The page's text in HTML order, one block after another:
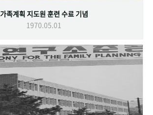
가족계획 지도원 훈련 수료 기념
1970.05.01